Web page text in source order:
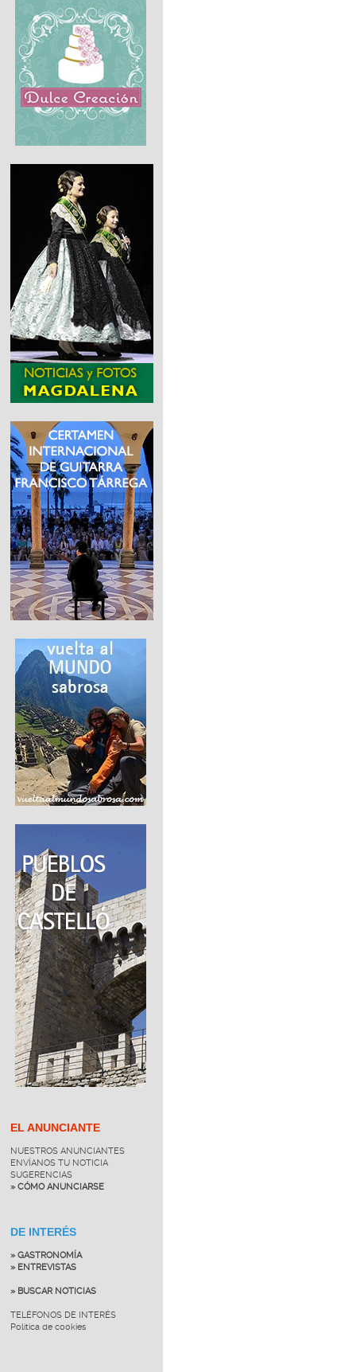
EL ANUNCIANTE
NUESTROS ANUNCIANTES
ENVÍANOS TU NOTICIA
SUGERENCIAS
» CÓMO ANUNCIARSE
DE INTERÉS
» GASTRONOMÍA
» ENTREVISTAS
» BUSCAR NOTICIAS
TELÉFONOS DE INTERÉS
Política de cookies